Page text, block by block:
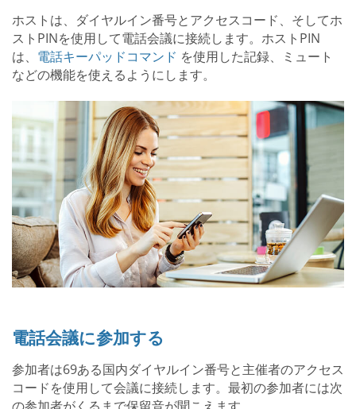
ホストは、ダイヤルイン番号とアクセスコード、そしてホ
ストPINを使用して電話会議に接続します。ホストPIN
は、 電話キーパッドコマンド を使用した記録、ミュート
などの機能を使えるようにします。
電話会議に参加する
参加者は69ある国内ダイヤルイン番号と主催者のアクセス
コードを使用して会議に接続します。最初の参加者には次